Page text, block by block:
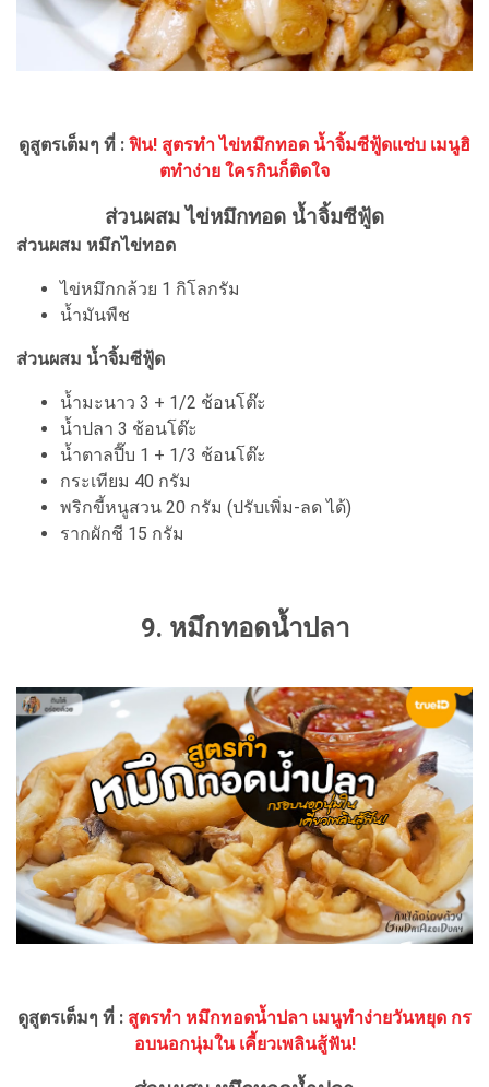
ดูสูตรเต็มๆ ที่ : ฟิน! สูตรทำ ไข่หมึกทอด น้ำจิ้มซีฟู้ดแซ่บ เมนูฮิ
ตทำง่าย ใครกินก็ติดใจ
ส่วนผสม ไข่หมึกทอด น้ำจิ้มซีฟู้ด
ส่วนผสม หมึกไข่ทอด
ไข่หมึกกล้วย 1 กิโลกรัม
น้ำมันพืช
ส่วนผสม น้ำจิ้มซีฟู้ด
น้ำมะนาว 3 + 1/2 ช้อนโต๊ะ
น้ำปลา 3 ช้อนโต๊ะ
น้ำตาลปี๊บ 1 + 1/3 ช้อนโต๊ะ
กระเทียม 40 กรัม
พริกขี้หนูสวน 20 กรัม (ปรับเพิ่ม-ลด ได้)
รากผักชี 15 กรัม
9. หมึกทอดน้ำปลา
ดูสูตรเต็มๆ ที่ : สูตรทำ หมึกทอดน้ำปลา เมนูทำง่ายวันหยุด กร
อบนอกนุ่มใน เคี้ยวเพลินสู้ฟัน!